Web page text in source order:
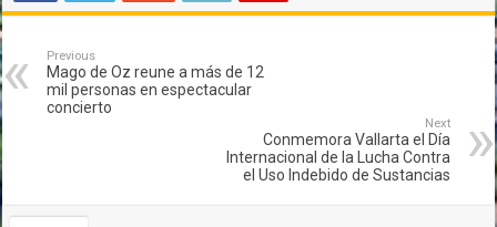
Previous
Mago de Oz reune a más de 12
mil personas en espectacular
concierto
Next
Conmemora Vallarta el Día
Internacional de la Lucha Contra
el Uso Indebido de Sustancias